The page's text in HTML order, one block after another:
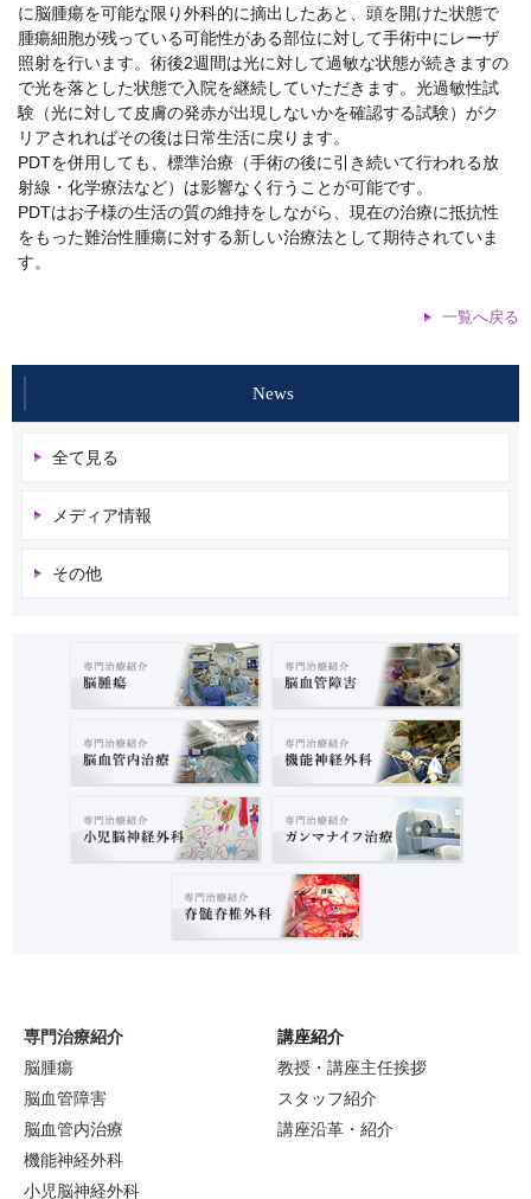
に脳腫瘍を可能な限り外科的に摘出したあと、頭を開けた状態で
腫瘍細胞が残っている可能性がある部位に対して手術中にレーザ
照射を行います。術後2週間は光に対して過敏な状態が続きますの
で光を落とした状態で入院を継続していただきます。光過敏性試
験（光に対して皮膚の発赤が出現しないかを確認する試験）がク
リアされればその後は日常生活に戻ります。
PDTを併用しても、標準治療（手術の後に引き続いて行われる放
射線・化学療法など）は影響なく行うことが可能です。
PDTはお子様の生活の質の維持をしながら、現在の治療に抵抗性
をもった難治性腫瘍に対する新しい治療法として期待されていま
す。
一覧へ戻る
News
全て見る
メディア情報
その他
専門治療紹介
脳腫瘍
脳血管障害
脳血管内治療
機能神経外科
小児脳神経外科
講座紹介
教授・講座主任挨拶
スタッフ紹介
講座沿革・紹介